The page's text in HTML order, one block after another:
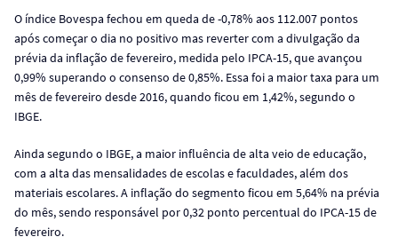
O índice Bovespa fechou em queda de -0,78% aos 112.007 pontos
após começar o dia no positivo mas reverter com a divulgação da
prévia da inflação de fevereiro, medida pelo IPCA-15, que avançou
0,99% superando o consenso de 0,85%. Essa foi a maior taxa para um
mês de fevereiro desde 2016, quando ficou em 1,42%, segundo o
IBGE.
Ainda segundo o IBGE, a maior influência de alta veio de educação,
com a alta das mensalidades de escolas e faculdades, além dos
materiais escolares. A inflação do segmento ficou em 5,64% na prévia
do mês, sendo responsável por 0,32 ponto percentual do IPCA-15 de
fevereiro.